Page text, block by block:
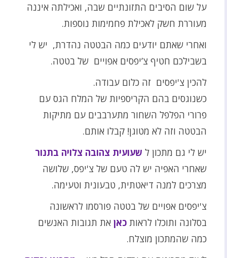
על שום הסיבים התזונתיים שבה, ואכילתה איננה
מעוררת חשק לאכילת פחמימות נוספות.
ואחרי שאתם יודעים כמה הבטטה נהדרת, יש לי
בשבילכם חטיף צ’יפסים אפויים של בטטה.
להכין צ'יפסים זה כלום עבודה.
כשנוגסים בהם הקריספיות של המלח הגס עם
פרורי הפלפל השחור מתערבבים עם מתיקות
הבטטה וזה לא מטוגן! קבלו אותם.
יש לי גם מתכון ל שעועית צהובה צלויה בתנור
שאחרי האפיה יש לה טעם של צ'יפס, שלושה
מצרכים למנה דיאטתית, טבעונית וטעימה.
צ'יפסים אפויים של בטטה פורסמו לראשונה
בסלונה ותוכלו לראות כאן את תגובות האנשים
כמה שהמתכון מוצלח.